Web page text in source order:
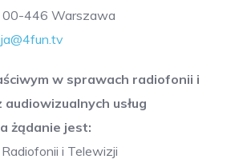
00-446 Warszawa
w sprawach radiofonii i
usług
żądanie jest:
i Telewizji